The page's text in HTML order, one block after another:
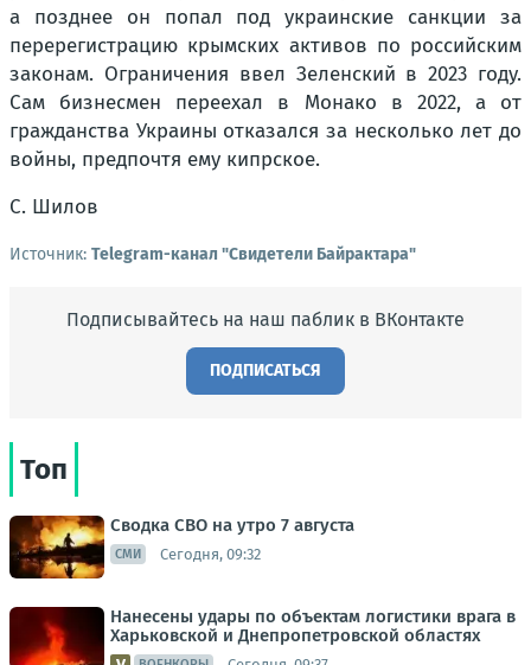
а позднее он попал под украинские санкции за
перерегистрацию крымских активов по российским
законам. Ограничения ввел Зеленский в 2023 году.
Сам бизнесмен переехал в Монако в 2022, а от
гражданства Украины отказался за несколько лет до
войны, предпочтя ему кипрское.
С. Шилов
Источник: Telegram-канал "Свидетели Байрактара"
Подписывайтесь на наш паблик в ВКонтакте
ПОДПИСАТЬСЯ
Топ
Сводка СВО на утро 7 августа
СМИ Сегодня, 09:32
Нанесены удары по объектам логистики врага в
Харьковской и Днепропетровской областях